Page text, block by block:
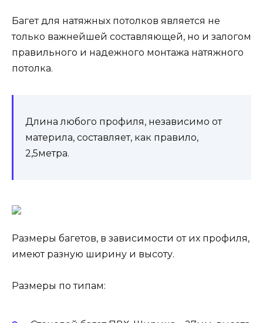
Багет для натяжных потолков является не
только важнейшей составляющей, но и залогом
правильного и надежного монтажа натяжного
потолка.
Длина любого профиля, независимо от
материла, составляет, как правило,
2,5метра.
Размеры багетов, в зависимости от их профиля,
имеют разную ширину и высоту.
Размеры по типам: